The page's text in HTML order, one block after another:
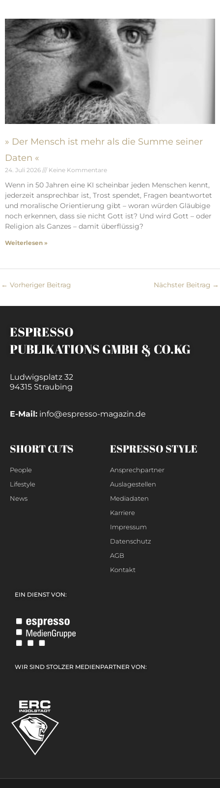
» Der Mensch ist mehr als die Summe seiner
Daten «
24. Juli 2026 Keine Kommentare
Wenn in 50 Jahren eine KI scheinbar jeden Menschen kennt,
jederzeit ansprechbar ist, Trost spendet, Fragen beantwortet
und moralische Orientierung gibt – woran würden Gläubige
noch erkennen, dass sie nicht Gott ist? Und wird Gott – oder
Religion als Ganzes – damit überflüssig?
Weiterlesen »
← Vorheriger Beitrag Nächster Beitrag →
ESPRESSO
PUBLIKATIONS GMBH & CO.KG
Ludwigsplatz 32
94315 Straubing
E-Mail: info@espresso-magazin.de
SHORT CUTS
People
Lifestyle
News
ESPRESSO STYLE
Ansprechpartner
Auslagestellen
Mediadaten
Karriere
Impressum
Datenschutz
AGB
Kontakt
EIN DIENST VON:
WIR SIND STOLZER MEDIENPARTNER VON: